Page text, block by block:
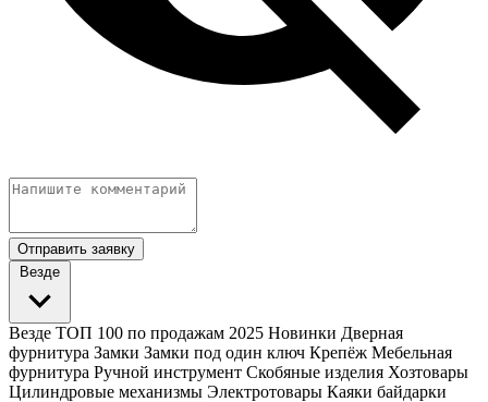
Отправить заявку
Везде
Везде ТОП 100 по продажам 2025 Новинки Дверная
фурнитура Замки Замки под один ключ Крепёж Мебельная
фурнитура Ручной инструмент Скобяные изделия Хозтовары
Цилиндровые механизмы Электротовары Каяки байдарки